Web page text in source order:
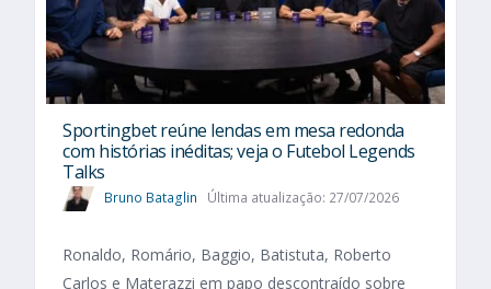
Sportingbet reúne lendas em mesa redonda
com histórias inéditas; veja o Futebol Legends
Talks
Bruno Bataglin Última atualização: 27/07/2026
Ronaldo, Romário, Baggio, Batistuta, Roberto
Carlos e Materazzi em papo descontraído sobre